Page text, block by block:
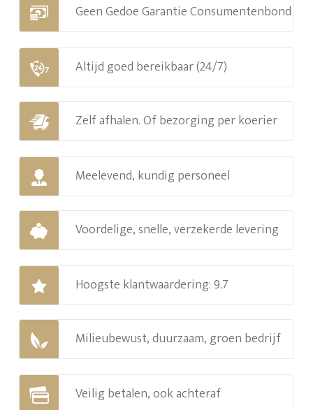
Geen Gedoe Garantie Consumentenbond
Altijd goed bereikbaar (24/7)
Zelf afhalen. Of bezorging per koerier
Meelevend, kundig personeel
Voordelige, snelle, verzekerde levering
Hoogste klantwaardering: 9.7
Milieubewust, duurzaam, groen bedrijf
Veilig betalen, ook achteraf